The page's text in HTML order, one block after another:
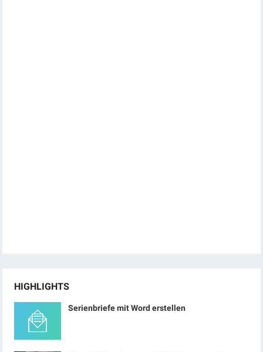
HIGHLIGHTS
Serienbriefe mit Word erstellen